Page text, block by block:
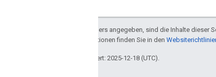
Sofern nicht anders angegeben, sind die Inhalte dieser
Weitere Informationen finden Sie in den
Zuletzt aktualisiert: 2025-12-18 (UTC).